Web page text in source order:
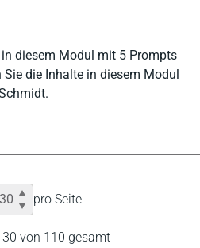
diesem Modul mit 5 Prompts
die Inhalte in diesem Modul
pro Seite
von 110 gesamt